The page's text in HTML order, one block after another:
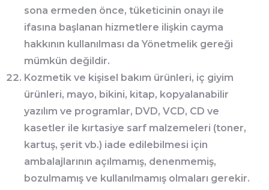
sona ermeden önce, tüketicinin onayı ile
ifasına başlanan hizmetlere ilişkin cayma
hakkının kullanılması da Yönetmelik gereği
mümkün değildir.
Kozmetik ve kişisel bakım ürünleri, iç giyim
ürünleri, mayo, bikini, kitap, kopyalanabilir
yazılım ve programlar, DVD, VCD, CD ve
kasetler ile kırtasiye sarf malzemeleri (toner,
kartuş, şerit vb.) iade edilebilmesi için
ambalajlarının açılmamış, denenmemiş,
bozulmamış ve kullanılmamış olmaları gerekir.